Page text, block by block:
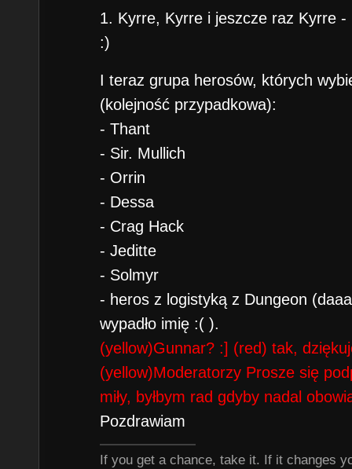
1. Kyrre, Kyrre i jeszcze raz Kyrre
:)
I teraz grupa herosów, których
(kolejność przypadkowa):
- Thant
- Sir. Mullich
- Orrin
- Dessa
- Crag Hack
- Jeditte
- Solmyr
- heros z logistyką z Dungeon
wypadło imię :( ).
(yellow)Gunnar? :] (red) tak,
(yellow)Moderatorzy Prosze się
miły, byłbym rad gdyby nadal
Pozdrawiam
If you get a chance, take it. If it changes